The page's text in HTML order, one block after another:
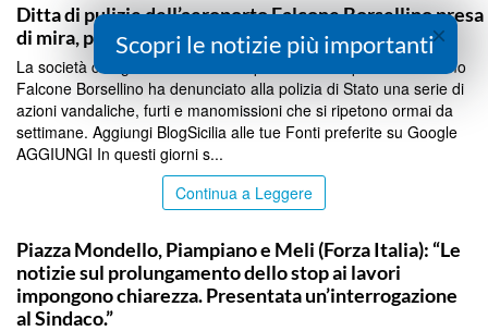
Ditta di pulizie dell’aeroporto Falcone Borsellino presa
di mira, presentata denuncia
La società che gestisce i servizi di pulizia all’aeroporto di Palermo
Falcone Borsellino ha denunciato alla polizia di Stato una serie di
azioni vandaliche, furti e manomissioni che si ripetono ormai da
settimane. Aggiungi BlogSicilia alle tue Fonti preferite su Google
AGGIUNGI In questi giorni s...
Continua a Leggere
Piazza Mondello, Piampiano e Meli (Forza Italia): “Le
notizie sul prolungamento dello stop ai lavori
impongono chiarezza. Presentata un’interrogazione
al Sindaco.”
×
Scopri le notizie più importanti